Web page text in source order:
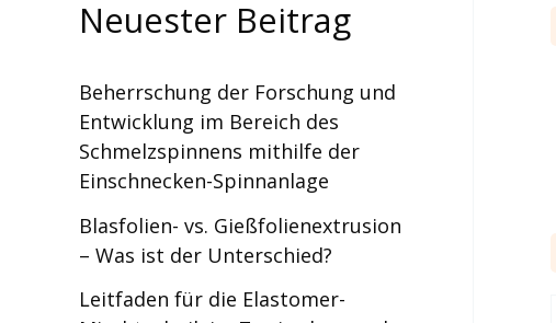
Neuester Beitrag
Beherrschung der Forschung und
Entwicklung im Bereich des
Schmelzspinnens mithilfe der
Einschnecken-Spinnanlage
Blasfolien- vs. Gießfolienextrusion
– Was ist der Unterschied?
Leitfaden für die Elastomer-